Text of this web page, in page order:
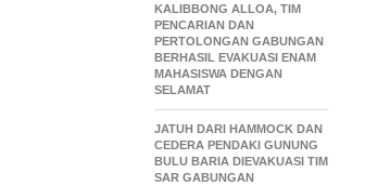
KALIBBONG ALLOA, TIM
PENCARIAN DAN
PERTOLONGAN GABUNGAN
BERHASIL EVAKUASI ENAM
MAHASISWA DENGAN
SELAMAT
JATUH DARI HAMMOCK DAN
CEDERA PENDAKI GUNUNG
BULU BARIA DIEVAKUASI TIM
SAR GABUNGAN